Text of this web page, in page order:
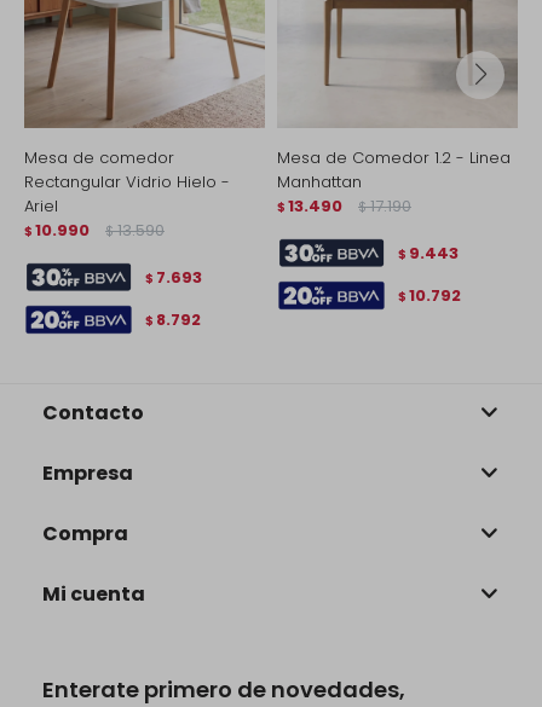
Mesa de comedor
Rectangular Vidrio Hielo -
Ariel
$ 10.990 $ 13.590
$ 7.693
$ 8.792
Mesa de Comedor 1.2 - Linea
Manhattan
$ 13.490 $ 17.190
$ 9.443
$ 10.792
Enterate primero de novedades,
Contacto
Empresa
Compra
Mi cuenta